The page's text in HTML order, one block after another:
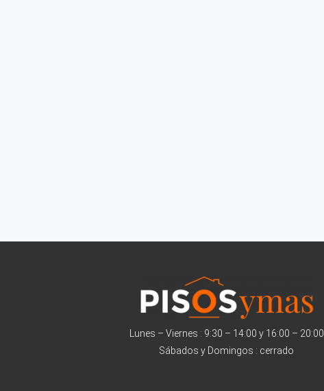
Lunes – Viernes : 9:30 – 14:00 y 16:00 – 20:00
Sábados y Domingos : cerrado